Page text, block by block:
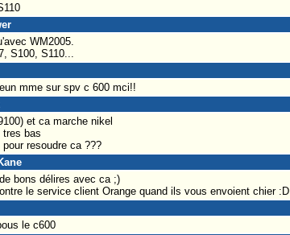
WM2005.
S100, S110...
mme sur spv c 600 mci!!
et ca marche nikel
tres bas
resoudre ca ???
bons délires avec ca ;)
le service client Orange quand ils vous envoient chier :D
le c600